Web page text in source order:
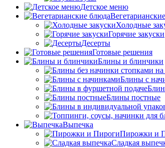
Детское меню
Холодные
Горячие закуски
Десерты
Готовые решения
Блины и блинчики
Блины с
Блины постные
Выпечка
Пирожки и
Сладкая